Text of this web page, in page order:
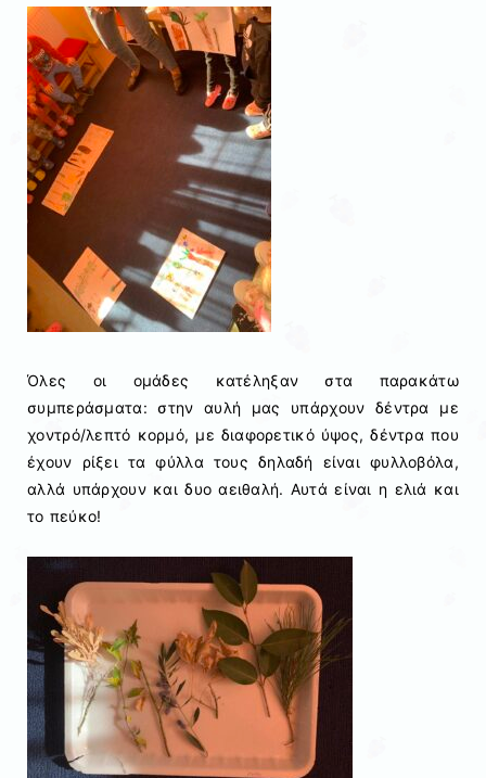
Όλες οι ομάδες κατέληξαν στα παρακάτω
συμπεράσματα: στην αυλή μας υπάρχουν δέντρα με
χοντρό/λεπτό κορμό, με διαφορετικό ύψος, δέντρα που
έχουν ρίξει τα φύλλα τους δηλαδή είναι φυλλοβόλα,
αλλά υπάρχουν και δυο αειθαλή. Αυτά είναι η ελιά και
το πεύκο!